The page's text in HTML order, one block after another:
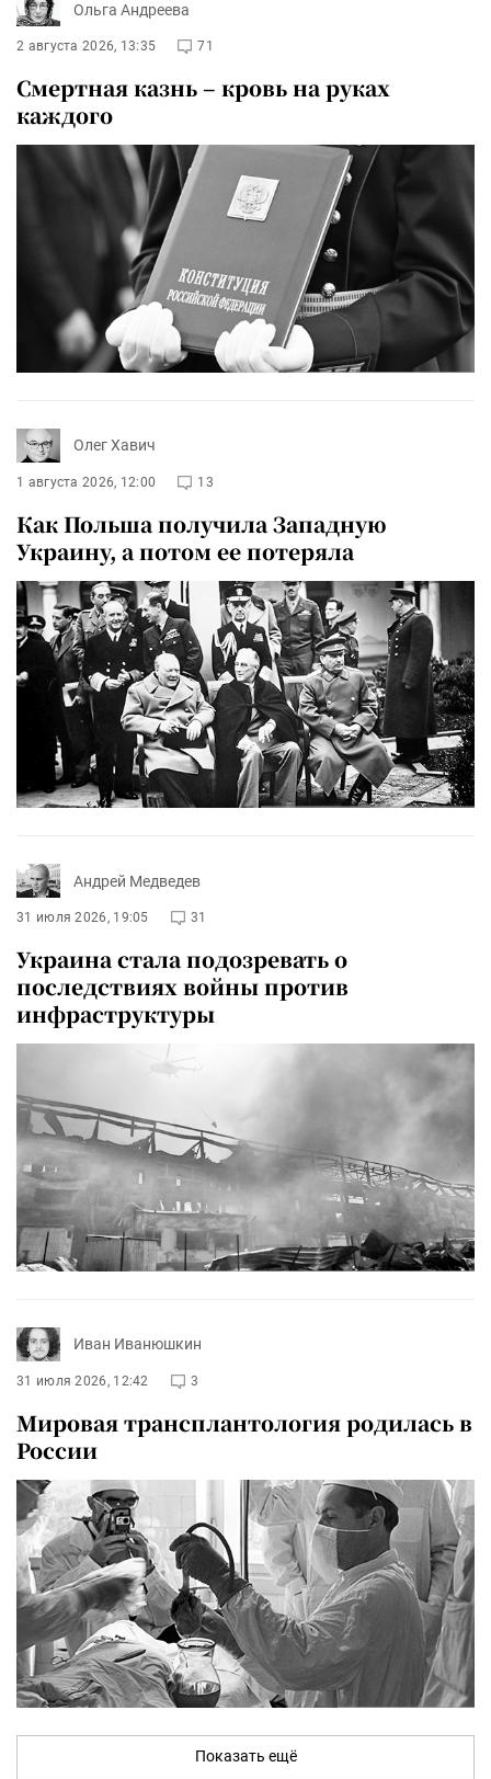
Ольга Андреева
2 августа 2026, 13:35 71
Смертная казнь – кровь на руках
каждого
Олег Хавич
1 августа 2026, 12:00 13
Как Польша получила Западную
Украину, а потом ее потеряла
Андрей Медведев
31 июля 2026, 19:05 31
Украина стала подозревать о
последствиях войны против
инфраструктуры
Иван Иванюшкин
31 июля 2026, 12:42 3
Мировая трансплантология родилась в
России
Показать ещё